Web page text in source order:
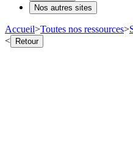
Nos autres sites
Accueil>Toutes nos ressources>
< Retour